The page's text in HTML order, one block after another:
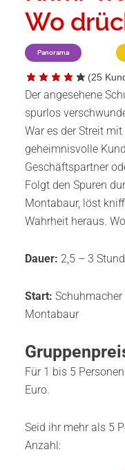
Wo
Panorama
(25
Der angesehene
spurlos
War es der Streit
geheimnisvolle
Geschäftspartner
Folgt den Spuren
Montabaur, löst
Wahrheit heraus.
Dauer: 2,5 – 3
Start:
Montabaur
Für 1 bis 5
Euro.
Seid ihr mehr als 5
Anzahl: